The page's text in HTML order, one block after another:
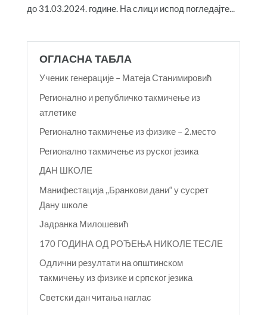
до 31.03.2024. године. На слици испод погледајте...
ОГЛАСНА ТАБЛА
Ученик генерације – Матеја Станимировић
Регионално и републичко такмичење из
атлетике
Регионално такмичење из физике – 2.место
Регионално такмичење из руског језика
ДАН ШКОЛЕ
Манифестација ,,Бранкови дани“ у сусрет
Дану школе
Јадранка Милошевић
170 ГОДИНА ОД РОЂЕЊА НИКОЛЕ ТЕСЛЕ
Одлични резултати на општинском
такмичењу из физике и српског језика
Светски дан читања наглас